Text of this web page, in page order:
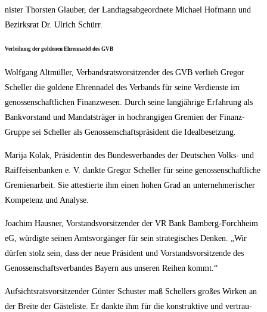
nis­ter Thors­ten Glau­ber, der Land­tags­ab­ge­ord­ne­te Micha­el Hof­mann und
Bezirks­rat Dr. Ulrich Schürr.
Ver­lei­hung der gol­de­nen Ehren­na­del des GVB
Wolf­gang Alt­mül­ler, Ver­bands­rats­vor­sit­zen­der des GVB ver­lieh Gre­gor
Schel­ler die gol­de­ne Ehren­na­del des Ver­bands für sei­ne Ver­diens­te im
genos­sen­schaft­li­chen Finanz­we­sen. Durch sei­ne lang­jäh­ri­ge Erfah­rung als
Bank­vor­stand und Man­dats­trä­ger in hoch­ran­gi­gen Gre­mi­en der Finanz-
Grup­pe sei Schel­ler als Genos­sen­schafts­prä­si­dent die Idealbesetzung.
Mari­ja Kolak, Prä­si­den­tin des Bun­des­ver­ban­des der Deut­schen Volks- und
Raiff­ei­sen­ban­ken e. V. dank­te Gre­gor Schel­ler für sei­ne genos­sen­schaft­li­che
Gre­mi­en­ar­beit. Sie attes­tier­te ihm einen hohen Grad an unter­neh­me­ri­scher
Kom­pe­tenz und Analyse.
Joa­chim Haus­ner, Vor­stands­vor­sit­zen­der der VR Bank Bam­berg-Forch­heim
eG, wür­dig­te sei­nen Amts­vor­gän­ger für sein stra­te­gi­sches Den­ken. „Wir
dür­fen stolz sein, dass der neue Prä­si­dent und Vor­stands­vor­sit­zen­de des
Genos­sen­schafts­ver­ban­des Bay­ern aus unse­ren Rei­hen kommt.“
Auf­sichts­rats­vor­sit­zen­der Gün­ter Schus­ter maß Schel­lers gro­ßes Wir­ken an
der Brei­te der Gäs­te­lis­te. Er dank­te ihm für die kon­struk­ti­ve und ver­trau­